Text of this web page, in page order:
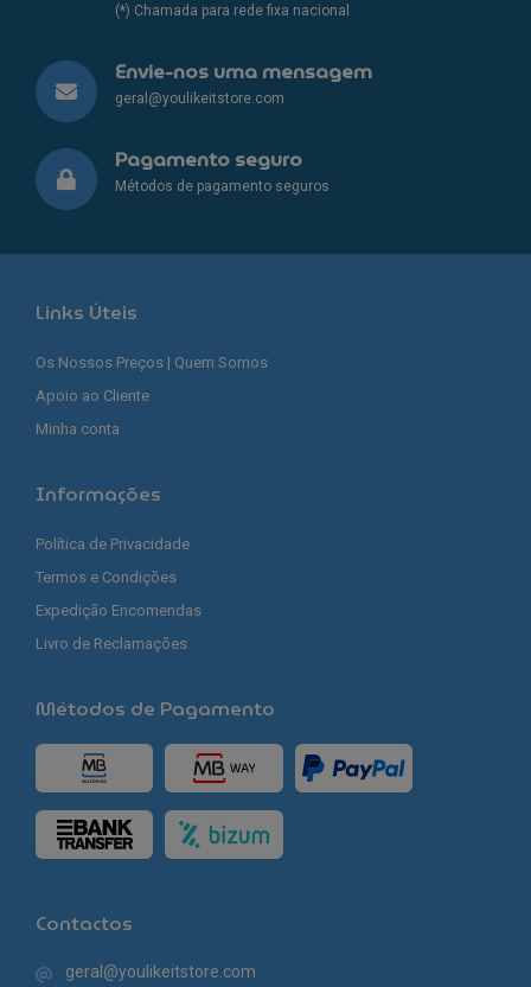
(*) Chamada para rede fixa nacional
Envie-nos uma mensagem
geral@youlikeitstore.com
Pagamento seguro
Métodos de pagamento seguros
Links Úteis
Os Nossos Preços | Quem Somos
Apoio ao Cliente
Minha conta
Informações
Política de Privacidade
Termos e Condições
Expedição Encomendas
Livro de Reclamações
Métodos de Pagamento
Contactos
geral@youlikeitstore.com